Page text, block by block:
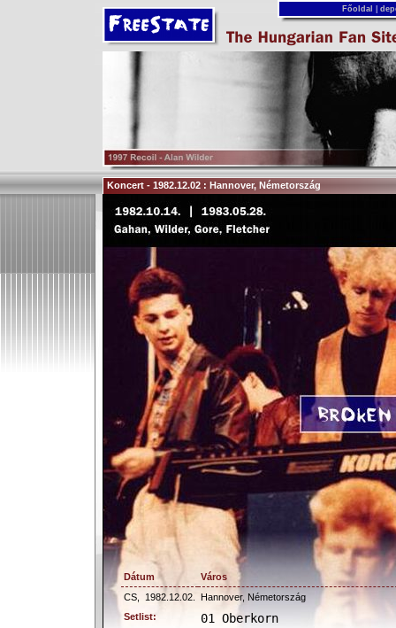
Főoldal
Koncert - 1982.12.02 : Hannover, Németország
Dátum
Város
CS,
1982.12.02.
Hannover, Németország
Setlist:
01 Oberkorn